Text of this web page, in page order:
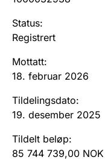
Andre tema
Status:
Registrert
Mottatt:
18. februar 2026
Tildelingsdato:
19. desember 2025
Tildelt beløp:
85 744 739,00 NOK